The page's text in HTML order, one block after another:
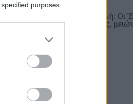
purposes
Πέμπτη 19 Μαρ 2026, 09:08
Κρίση στη Μέση Ανατολή: Οι
αλλάζουν ήδη συνήθειες,